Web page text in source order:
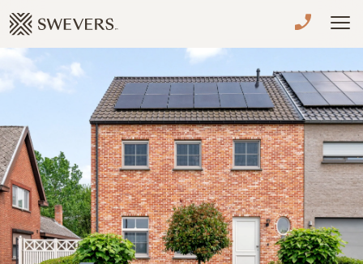
VERKOPEN
TE KOOP
TE HUUR
NIEUWBOUW
ADVIES